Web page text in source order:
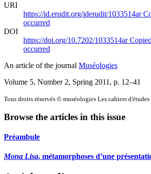
URI
https://id.erudit.org/iderudit/1033514ar
occurred
DOI
https://doi.org/10.7202/1033514arCopied
occurred
An article of the journal Muséologies
Volume 5, Number 2, Spring 2011 , p. 12–41
Tous droits réservés © muséologies Les cahiers d'études
Browse the articles in this issue
Préambule
Mona Lisa, métamorphoses d’une